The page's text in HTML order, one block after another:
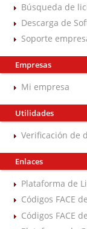
Búsqueda de
Descarga de
Soporte
Empresas
Mi empresa
Utilidades
Verificación de
Enlaces
Plataforma de
Códigos FACE
Códigos FACE